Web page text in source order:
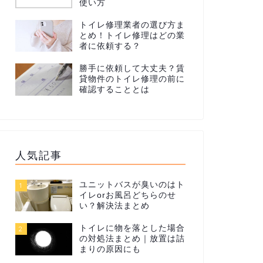
使い方
トイレ修理業者の選び方ま
とめ！トイレ修理はどの業
者に依頼する？
勝手に依頼して大丈夫？賃
貸物件のトイレ修理の前に
確認することとは
人気記事
1
ユニットバスが臭いのはト
イレorお風呂どちらのせ
い？解決法まとめ
2
トイレに物を落とした場合
の対処法まとめ｜放置は詰
まりの原因にも